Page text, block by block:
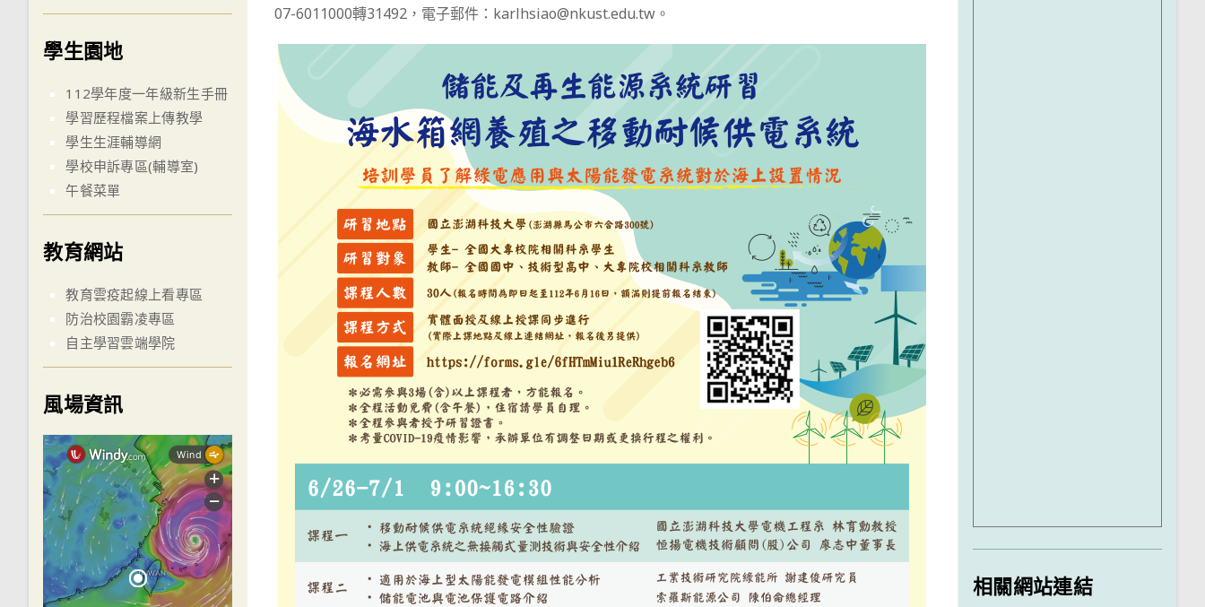
07-6011000轉31492，電子郵件：karlhsiao@nkust.edu.tw。
學生園地
112學年度一年級新生手冊
學習歷程檔案上傳教學
學生生涯輔導網
學校申訴專區(輔導室)
午餐菜單
教育網站
教育雲疫起線上看專區
防治校園霸凌專區
自主學習雲端學院
風場資訊
相關網站連結